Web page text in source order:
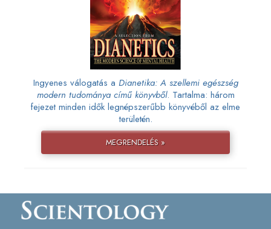
Ingyenes válogatás a Dianetika: A szellemi egészség
modern tudománya című könyvből. Tartalma: három
fejezet minden idők legnépszerűbb könyvéből az elme
területén.
MEGRENDELÉS »